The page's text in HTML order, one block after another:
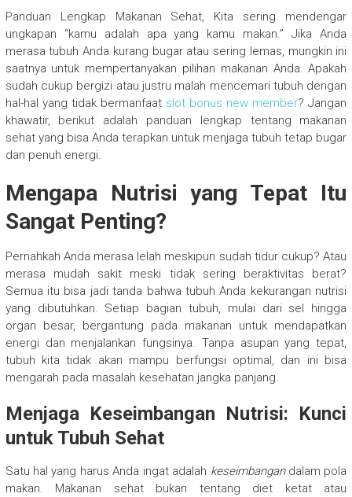
Panduan Lengkap Makanan Sehat, Kita sering mendengar
ungkapan “kamu adalah apa yang kamu makan.” Jika Anda
merasa tubuh Anda kurang bugar atau sering lemas, mungkin ini
saatnya untuk mempertanyakan pilihan makanan Anda. Apakah
sudah cukup bergizi atau justru malah mencemari tubuh dengan
hal-hal yang tidak bermanfaat slot bonus new member? Jangan
khawatir, berikut adalah panduan lengkap tentang makanan
sehat yang bisa Anda terapkan untuk menjaga tubuh tetap bugar
dan penuh energi.
Mengapa Nutrisi yang Tepat Itu
Sangat Penting?
Pernahkah Anda merasa lelah meskipun sudah tidur cukup? Atau
merasa mudah sakit meski tidak sering beraktivitas berat?
Semua itu bisa jadi tanda bahwa tubuh Anda kekurangan nutrisi
yang dibutuhkan. Setiap bagian tubuh, mulai dari sel hingga
organ besar, bergantung pada makanan untuk mendapatkan
energi dan menjalankan fungsinya. Tanpa asupan yang tepat,
tubuh kita tidak akan mampu berfungsi optimal, dan ini bisa
mengarah pada masalah kesehatan jangka panjang.
Menjaga Keseimbangan Nutrisi: Kunci
untuk Tubuh Sehat
Satu hal yang harus Anda ingat adalah keseimbangandalam pola
makan. Makanan sehat bukan tentang diet ketat atau